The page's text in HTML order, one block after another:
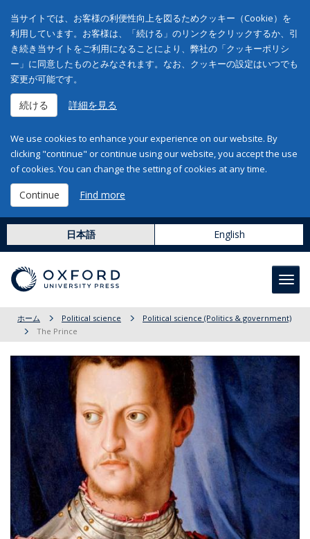
当サイトでは、お客様の利便性向上を図るためクッキー（Cookie）を
利用しています。お客様は、「続ける」のリンクをクリックするか、引
き続き当サイトをご利用になることにより、弊社の「クッキーポリシ
ー」に同意したものとみなされます。なお、クッキーの設定はいつでも
変更が可能です。
続ける 詳細を見る
We use cookies to enhance your experience on our website. By
clicking "continue" or continue using our website, you accept the use
of cookies. You can change the setting of cookies at any time.
Continue Find more
日本語 English
ホーム Political science
Political science (Politics & government)
The Prince